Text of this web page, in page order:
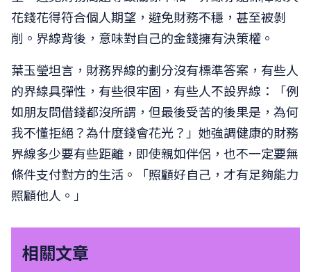
花錢花得符合個人期望，避免財務不穩，甚至被剝
削。界線背後，意味對自己的金錢擁有決策權。
葉玉瑩坦言，財務界線的劃分沒有標準答案，有些人
的界線具彈性，有些很牢固，有些人不設界線：「例
如朋友問借錢都沒所謂，但最後受苦的後果是，為何
我不懂拒絕？為什麼錢會花光？」她強調健康的財務
界線多少要有些距離，即使親如伴侶，也不一定要無
條件支付對方的生活。「照顧好自己，才有足夠能力
照顧他人。」
相關文章